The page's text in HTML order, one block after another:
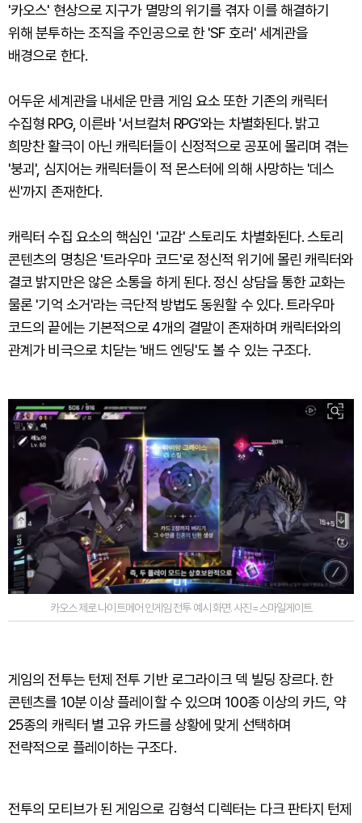
'카오스' 현상으로 지구가 멸망의 위기를 겪자 이를 해결하기
위해 분투하는 조직을 주인공으로 한 'SF 호러' 세계관을
배경으로 한다.
어두운 세계관을 내세운 만큼 게임 요소 또한 기존의 캐릭터
수집형 RPG, 이른바 '서브컬처 RPG'와는 차별화된다. 밝고
희망찬 활극이 아닌 캐릭터들이 신정적으로 공포에 몰리며 겪는
'붕괴', 심지어는 캐릭터들이 적 몬스터에 의해 사망하는 '데스
씬'까지 존재한다.
캐릭터 수집 요소의 핵심인 '교감' 스토리도 차별화된다. 스토리
콘텐츠의 명칭은 '트라우마 코드'로 정신적 위기에 몰린 캐릭터와
결코 밝지만은 않은 소통을 하게 된다. 정신 상담을 통한 교화는
물론 '기억 소거'라는 극단적 방법도 동원할 수 있다. 트라우마
코드의 끝에는 기본적으로 4개의 결말이 존재하며 캐릭터와의
관계가 비극으로 치닫는 '배드 엔딩'도 볼 수 있는 구조다.
카오스 제로 나이트메어 인게임 전투 예시 화면. 사진=스마일게이트
게임의 전투는 턴제 전투 기반 로그라이크 덱 빌딩 장르다. 한
콘텐츠를 10분 이상 플레이할 수 있으며 100종 이상의 카드, 약
25종의 캐릭터 별 고유 카드를 상황에 맞게 선택하며
전략적으로 플레이하는 구조다.
전투의 모티브가 된 게임으로 김형석 디렉터는 다크 판타지 턴제